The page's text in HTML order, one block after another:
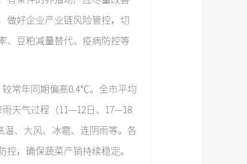
做好企业产业链风险管控，切
、豆粕减量替代、疫病防控等
常年同期偏高0.4℃。全市平均
雨天气过程（11—12日、17—18
、大风、冰雹、连阴雨等。各
控，确保蔬菜产销持续稳定。